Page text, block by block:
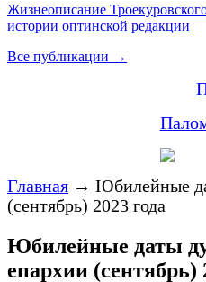
Жизнеописание
истории оптинской редакции
Все публикации →
Главная → Юбилейные
(сентябрь) 2023 года
Юбилейные даты
епархии (сентябрь)